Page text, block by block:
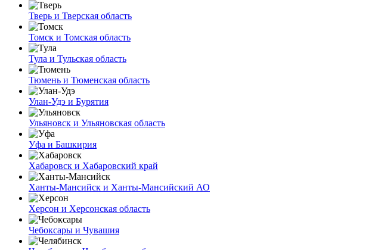
Тверь и Тверская область
Томск и Томская область
Тула и Тульская область
Тюмень и Тюменская область
Улан-Удэ и Бурятия
Ульяновск и Ульяновская область
Уфа и Башкирия
Хабаровск и Хабаровский край
Ханты-Мансийск и Ханты-Мансийский АО
Херсон и Херсонская область
Чебоксары и Чувашия